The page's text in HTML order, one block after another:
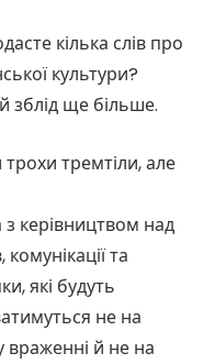
кілька слів про
культури?
зблід ще більше.
тремтіли, але
керівництвом над
та
які будуть
не на
враженні й не на